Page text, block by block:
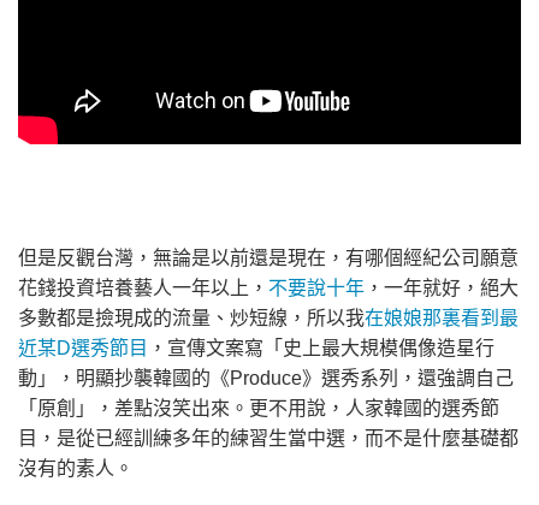
但是反觀台灣，無論是以前還是現在，有哪個經紀公司願意
花錢投資培養藝人一年以上， 不要說十年 ，一年就好，絕大
多數都是撿現成的流量、炒短線，所以我在娘娘那裏看到最
近某D選秀節目 ，宣傳文案寫「史上最大規模偶像造星行
動」，明顯抄襲韓國的《Produce》選秀系列，還強調自己
「原創」，差點沒笑出來。更不用說，人家韓國的選秀節
目，是從已經訓練多年的練習生當中選，而不是什麼基礎都
沒有的素人。